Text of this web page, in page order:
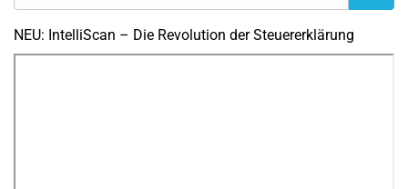
NEU: IntelliScan – Die Revolution der Steuererklärung